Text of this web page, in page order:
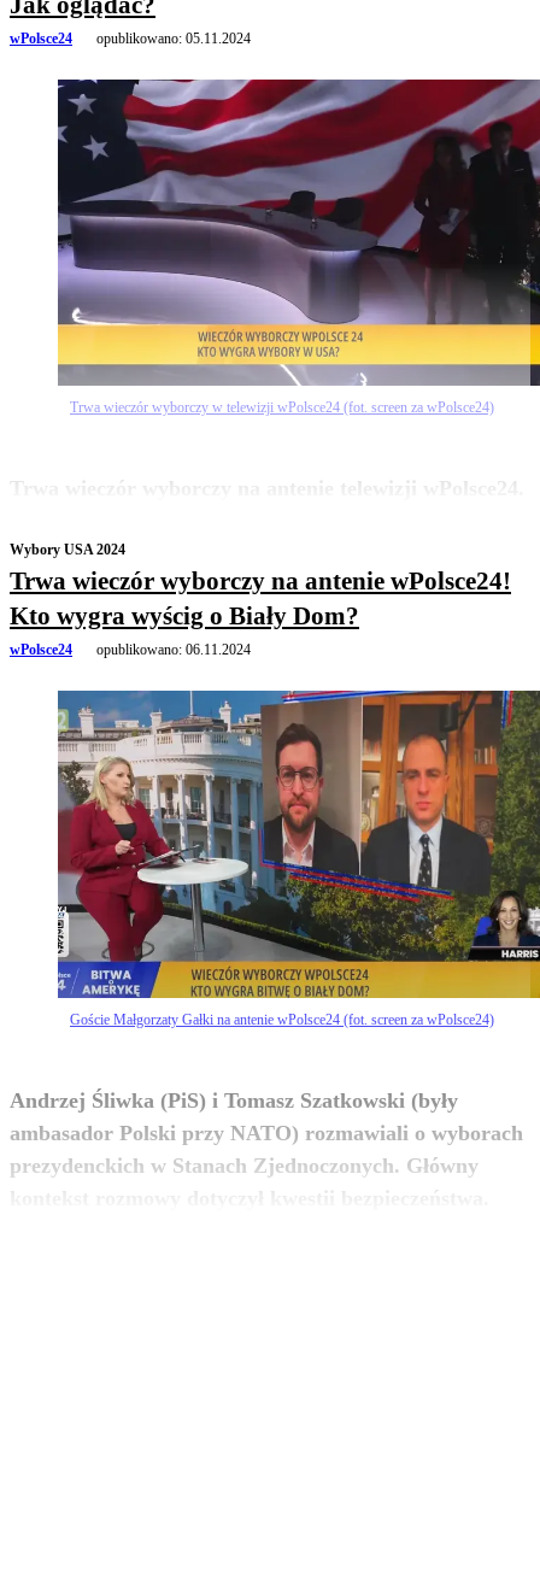
wPolsce24 opublikowano: 05.11.2024
Trwa wieczór wyborczy w telewizji wPolsce24 (fot. screen za wPolsce24)
Trwa wieczór wyborczy na antenie telewizji wPolsce24.
Wybory USA 2024
Trwa wieczór wyborczy na antenie wPolsce24!
Kto wygra wyścig o Biały Dom?
wPolsce24 opublikowano: 06.11.2024
Goście Małgorzaty Gałki na antenie wPolsce24 (fot. screen za wPolsce24)
Andrzej Śliwka (PiS) i Tomasz Szatkowski (były
ambasador Polski przy NATO) rozmawiali o wyborach
prezydenckich w Stanach Zjednoczonych. Główny
kontekst rozmowy dotyczył kwestii bezpieczeństwa.
zobacz więcej